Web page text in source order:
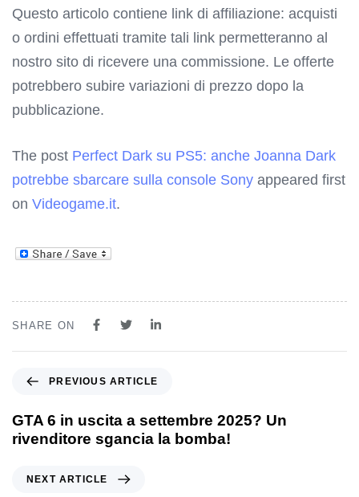
Questo articolo contiene link di affiliazione: acquisti
o ordini effettuati tramite tali link permetteranno al
nostro sito di ricevere una commissione. Le offerte
potrebbero subire variazioni di prezzo dopo la
pubblicazione.
The post Perfect Dark su PS5: anche Joanna Dark
potrebbe sbarcare sulla console Sony appeared first
on Videogame.it.
SHARE ON
PREVIOUS ARTICLE
GTA 6 in uscita a settembre 2025? Un
rivenditore sgancia la bomba!
NEXT ARTICLE